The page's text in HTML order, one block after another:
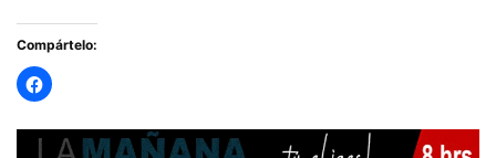
Compártelo: